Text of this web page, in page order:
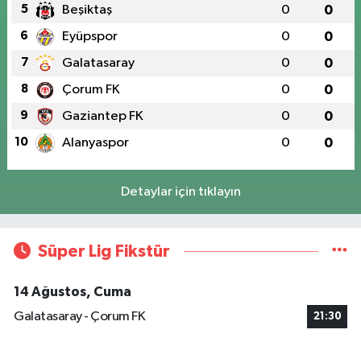
5 Beşiktaş 0 0
6 Eyüpspor 0 0
7 Galatasaray 0 0
8 Çorum FK 0 0
9 Gaziantep FK 0 0
10 Alanyaspor 0 0
Detaylar için tıklayın
Süper Lig Fikstür
14 Ağustos, Cuma
Galatasaray - Çorum FK
21:30